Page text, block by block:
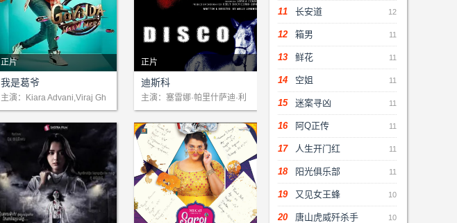
正片
剧情：魅力十足的戈文达·瓦
格玛尔在这部充满混乱、困惑
和欢笑的影片中，周旋于妻子
瓦格玛尔夫人和女友之间，努
力平衡着自己的时间和爱情。
我是葛爷
主演：Kiara Advani,Viraj Gh
elani,Vicky Kaushal,Bhumi P
ednekar,Dayanand Shetty,S
ayaji Shinde
正片
剧情：十四岁的乔乔经历了一
次梦游，这让她一直被梦游的
事件所困扰，并决心解开其中
的谜团。
迪斯科
主演：塞雷娜·帕里什萨迪·利
波马尼斯布雷登·米西亚谢克
12
11 长安道
11
12 箱男
11
13 鲜花
11
14 空姐
11
15 迷案寻凶
11
16 阿Q正传
11
17 人生开门红
11
18 阳光俱乐部
10
19 又见女王蜂
10
20 唐山虎威歼杀手